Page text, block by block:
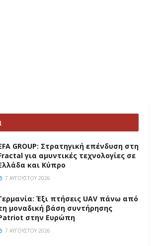
GROUP: Στρατηγική επένδυση στη
για αμυντικές τεχνολογίες σε
και Κύπρο
7 ΑΥΓΟΎΣΤΟΥ 2026
Έξι πτήσεις UAV πάνω από
μοναδική βάση συντήρησης
στην Ευρώπη
7 ΑΥΓΟΎΣΤΟΥ 2026